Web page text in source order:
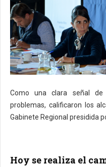
Como una clara señal
problemas, calificaron los
Gabinete Regional presidida
Hoy se realiza el